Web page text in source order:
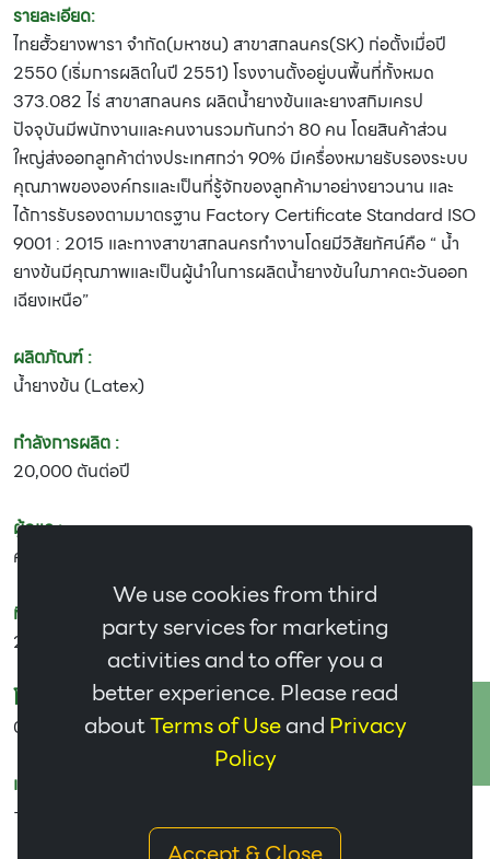
รายละเอียด:
ไทยฮั้วยางพารา จำกัด(มหาชน) สาขาสกลนคร(SK) ก่อตั้งเมื่อปี
2550 (เริ่มการผลิตในปี 2551) โรงงานตั้งอยู่บนพื้นที่ทั้งหมด
373.082 ไร่ สาขาสกลนคร ผลิตน้ำยางข้นและยางสกิมเครป
ปัจจุบันมีพนักงานและคนงานรวมกันกว่า 80 คน โดยสินค้าส่วน
ใหญ่ส่งออกลูกค้าต่างประเทศกว่า 90% มีเครื่องหมายรับรองระบบ
คุณภาพขององค์กรและเป็นที่รู้จักของลูกค้ามาอย่างยาวนาน และ
ได้การรับรองตามมาตรฐาน Factory Certificate Standard ISO
9001 : 2015 และทางสาขาสกลนครทำงานโดยมีวิสัยทัศน์คือ “ น้ำ
ยางข้นมีคุณภาพและเป็นผู้นำในการผลิตน้ำยางข้นในภาคตะวันออก
เฉียงเหนือ”
ผลิตภัณฑ์ :
น้ำยางข้น (Latex)
กำลังการผลิต :
20,000 ตันต่อปี
ผู้ดูแล :
คุณสุเพ็ญรัตน์ สุวรรณรักษา ตำแหน่ง ผู้ช่วยผู้จัดการโรงงาน
ที่อยู่ :
222 หมู่ที่ 3 ต. ดงหม้อทอง อ.บ้านม่วง จ.สกลนคร 47140
โทร :
087-2733707
แฟกซ์ :
-
ติดต่อเรา
We use cookies from third
party services for marketing
activities and to offer you a
better experience. Please read
aboutTerms of UseandPrivacy
Policy